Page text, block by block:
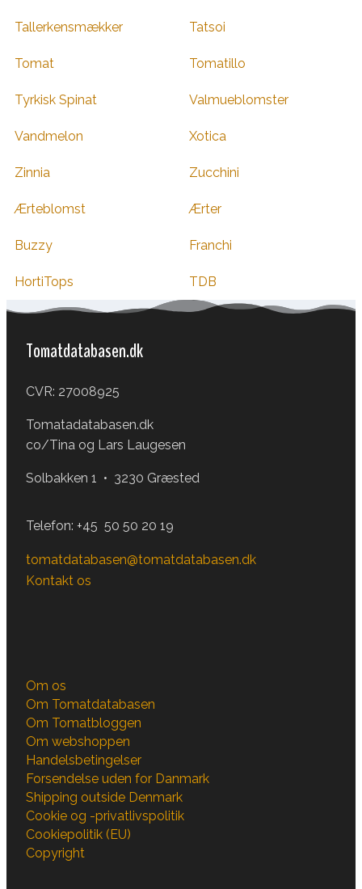
Tallerkensmækker Tatsoi
Tomat Tomatillo
Tyrkisk Spinat Valmueblomster
Vandmelon Xotica
Zinnia Zucchini
Ærteblomst Ærter
Buzzy Franchi
HortiTops TDB
Tomatdatabasen.dk
CVR: 27008925
Tomatadatabasen.dk
co/Tina og Lars Laugesen
Solbakken 1 • 3230 Græsted
Telefon: +45 50 50 20 19
tomatdatabasen@tomatdatabasen.dk
Kontakt os
Om os
Om Tomatdatabasen
Om Tomatbloggen
Om webshoppen
Handelsbetingelser
Forsendelse uden for Danmark
Shipping outside Denmark
Cookie og -privatlivspolitik
Cookiepolitik (EU)
Copyright